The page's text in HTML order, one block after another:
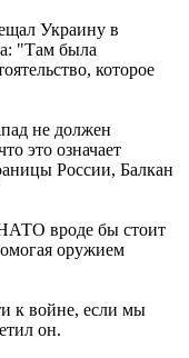
Украину в
"Там была
которое
не должен
это означает
России, Балкан
вроде бы стоит
оружием
к войне, если мы
он.